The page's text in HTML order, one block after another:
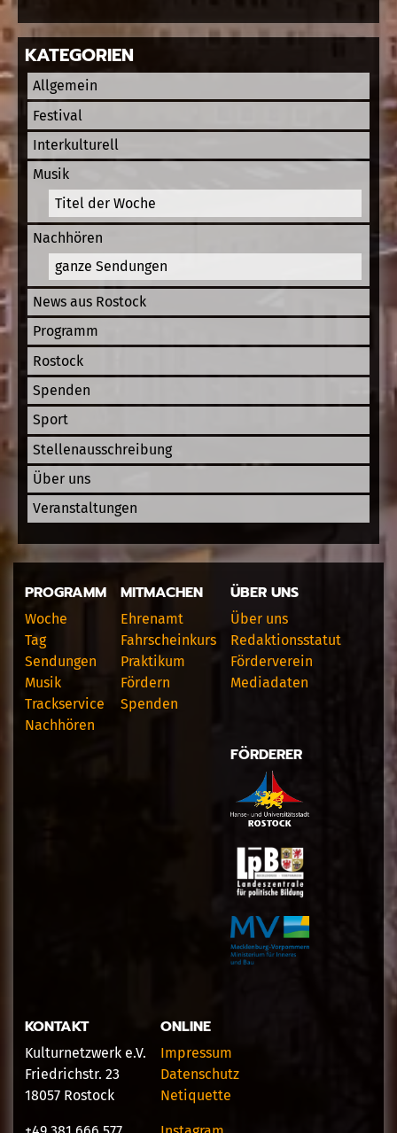
KATEGORIEN
Allgemein
Festival
Interkulturell
Musik
Titel der Woche
Nachhören
ganze Sendungen
News aus Rostock
Programm
Rostock
Spenden
Sport
Stellenausschreibung
Über uns
Veranstaltungen
PROGRAMM
Woche
Tag
Sendungen
Musik
Trackservice
Nachhören
MITMACHEN
Ehrenamt
Fahrscheinkurs
Praktikum
Fördern
Spenden
ÜBER UNS
Über uns
Redaktionsstatut
Förderverein
Mediadaten
FÖRDERER
KONTAKT
Kulturnetzwerk e.V.
Friedrichstr. 23
18057 Rostock
ONLINE
Impressum
Datenschutz
Netiquette